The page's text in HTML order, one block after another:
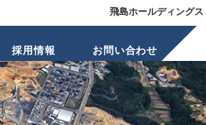
採用情報 お問い合わせ
飛島ホールディングス